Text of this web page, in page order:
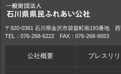
〒920-0361 石川県金沢市袋畠町南193番地
TEL：076-268-6222 FAX：076-268-6653
公社概要 プレスリ